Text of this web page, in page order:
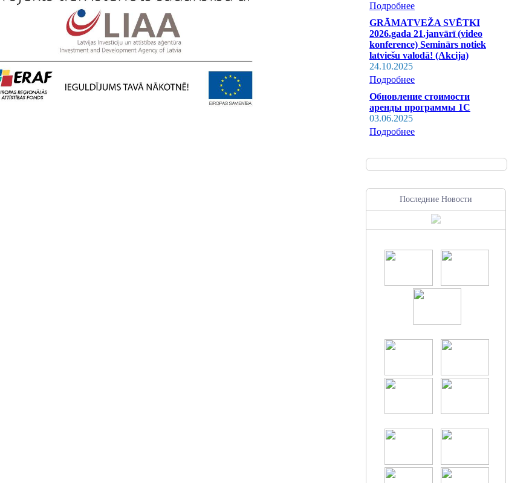
Подробнее
GRĀMATVEŽA SVĒTKI
2026.gada 21.janvārī (video
konference) Seminārs notiek
latviešu valodā! (Akcija)
24.10.2025
Подробнее
Обновление стоимости
аренды программы 1С
03.06.2025
Подробнее
Последние Новости